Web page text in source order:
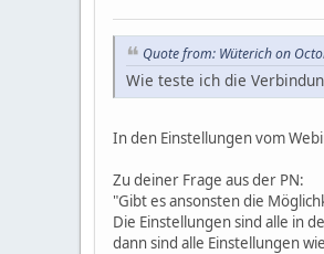
Quote from: Wüterich on
Wie teste ich die
In den Einstellungen vom
Zu deiner Frage aus der PN:
"Gibt es ansonsten die
Die Einstellungen sind alle in
dann sind alle Einstellungen